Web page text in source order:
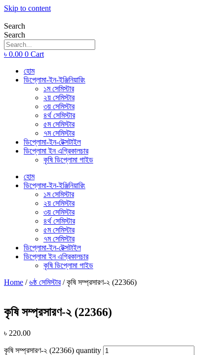
Skip to content
Search
Search
৳ 0.00 0 Cart
হোম
ডিপ্লোমা-ইন-ইঞ্জিনিয়ারিং
১ম সেমিস্টার
২য় সেমিস্টার
৩য় সেমিস্টার
৪র্থ সেমিস্টার
৫ম সেমিস্টার
৭ম সেমিস্টার
ডিপ্লোমা-ইন-টেক্সটাইল
ডিপ্লোমা ইন এগ্রিকালচার
কৃষি ডিপ্লোমা গাইড
হোম
ডিপ্লোমা-ইন-ইঞ্জিনিয়ারিং
১ম সেমিস্টার
২য় সেমিস্টার
৩য় সেমিস্টার
৪র্থ সেমিস্টার
৫ম সেমিস্টার
৭ম সেমিস্টার
ডিপ্লোমা-ইন-টেক্সটাইল
ডিপ্লোমা ইন এগ্রিকালচার
কৃষি ডিপ্লোমা গাইড
Home /৬ষ্ঠ সেমিস্টার/ কৃষি সম্প্রসারণ-২ (22366)
কৃষি সম্প্রসারণ-২ (22366)
৳ 220.00
কৃষি সম্প্রসারণ-২ (22366) quantity